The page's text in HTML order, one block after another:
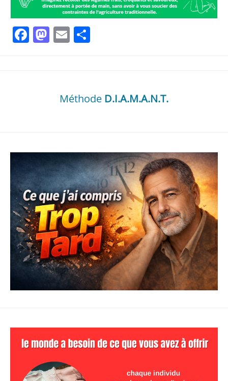
Facebook
Mastodon
Email
Méthode D.I.A.M.A.N.T.